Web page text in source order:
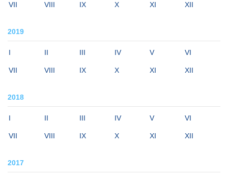
VII VIII IX X XI XII
2019
I II III IV V VI
VII VIII IX X XI XII
2018
I II III IV V VI
VII VIII IX X XI XII
2017